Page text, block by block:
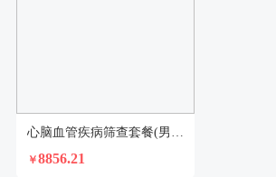
￥8856.21